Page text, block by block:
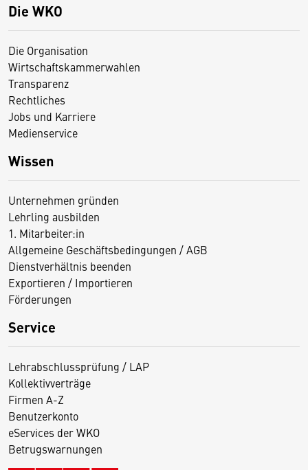
Die WKO
Die Organisation
Wirtschaftskammerwahlen
Transparenz
Rechtliches
Jobs und Karriere
Medienservice
Wissen
Unternehmen gründen
Lehrling ausbilden
1. Mitarbeiter:in
Allgemeine Geschäftsbedingungen / AGB
Dienstverhältnis beenden
Exportieren / Importieren
Förderungen
Service
Lehrabschlussprüfung / LAP
Kollektivverträge
Firmen A-Z
Benutzerkonto
eServices der WKO
Betrugswarnungen